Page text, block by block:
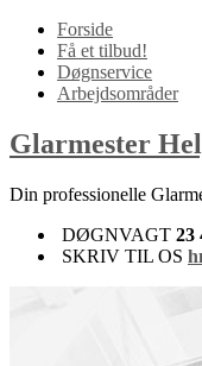
Forside
Få et tilbud!
Døgnservice
Arbejdsområder
Glarmester
Din professionelle
DØGNVAGT 23
SKRIV TIL OS